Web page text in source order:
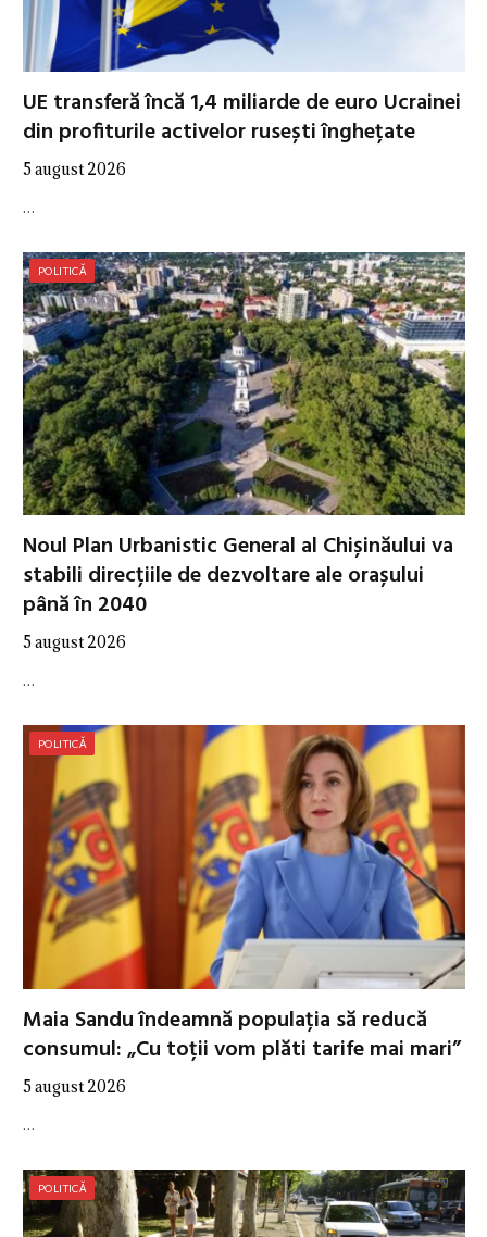
UE transferă încă 1,4 miliarde de euro Ucrainei
din profiturile activelor rusești înghețate
5 august 2026
…
POLITICĂ
Noul Plan Urbanistic General al Chișinăului va
stabili direcțiile de dezvoltare ale orașului
până în 2040
5 august 2026
…
POLITICĂ
Maia Sandu îndeamnă populația să reducă
consumul: „Cu toții vom plăti tarife mai mari”
5 august 2026
…
POLITICĂ